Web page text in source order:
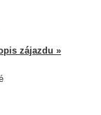
zájazdu »